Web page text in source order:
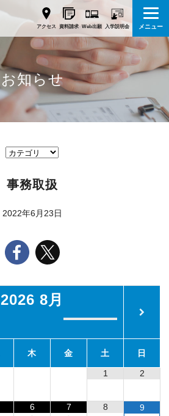
アクセス 資料請求 Web出願 入学説明会 メニュー
お知らせ
事務取扱
2022年6月23日
2026 8月
木 金 土 日
1 2
6
7
8 9